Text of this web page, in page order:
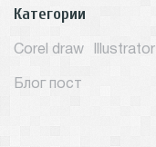
Категории
Corel draw Illustrator
Блог пост